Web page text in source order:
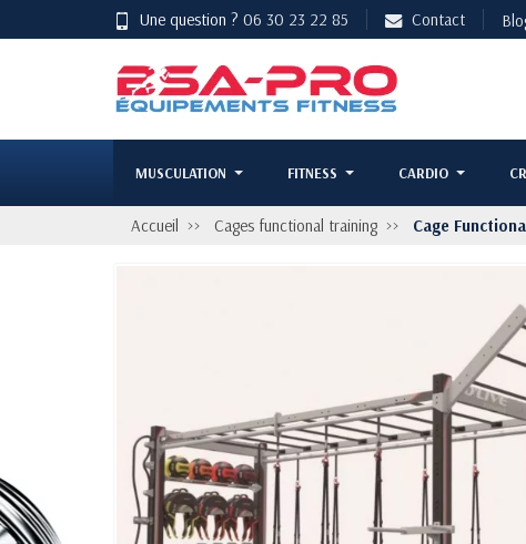
Une question ? 06 30 23 22 85 Contact
MUSCULATION FITNESS CARDIO
Accueil Cages functional training Cage